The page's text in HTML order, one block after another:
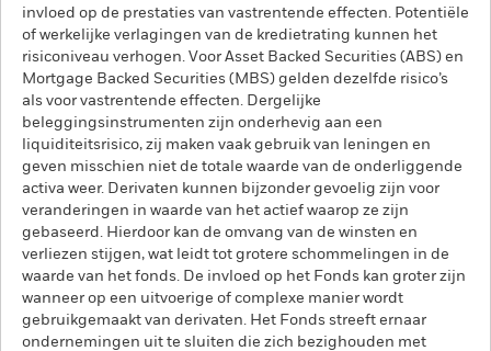
invloed op de prestaties van vastrentende effecten. Potentiële
of werkelijke verlagingen van de kredietrating kunnen het
risiconiveau verhogen. Voor Asset Backed Securities (ABS) en
Mortgage Backed Securities (MBS) gelden dezelfde risico’s
als voor vastrentende effecten. Dergelijke
beleggingsinstrumenten zijn onderhevig aan een
liquiditeitsrisico, zij maken vaak gebruik van leningen en
geven misschien niet de totale waarde van de onderliggende
activa weer. Derivaten kunnen bijzonder gevoelig zijn voor
veranderingen in waarde van het actief waarop ze zijn
gebaseerd. Hierdoor kan de omvang van de winsten en
verliezen stijgen, wat leidt tot grotere schommelingen in de
waarde van het fonds. De invloed op het Fonds kan groter zijn
wanneer op een uitvoerige of complexe manier wordt
gebruikgemaakt van derivaten. Het Fonds streeft ernaar
ondernemingen uit te sluiten die zich bezighouden met